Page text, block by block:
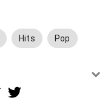
Hits Pop